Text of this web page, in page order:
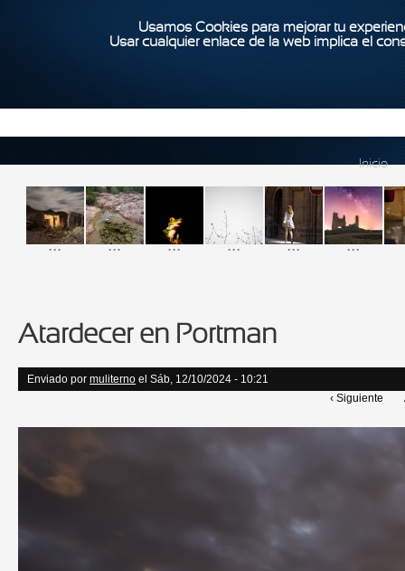
Usamos Cookies para mejorar tu
Usar cualquier enlace de la web implica el
Inicio
... ... ... ... ... ...
Atardecer en Portman
Enviado por muliterno el Sáb, 12/10/2024 - 10:21
‹ Siguiente